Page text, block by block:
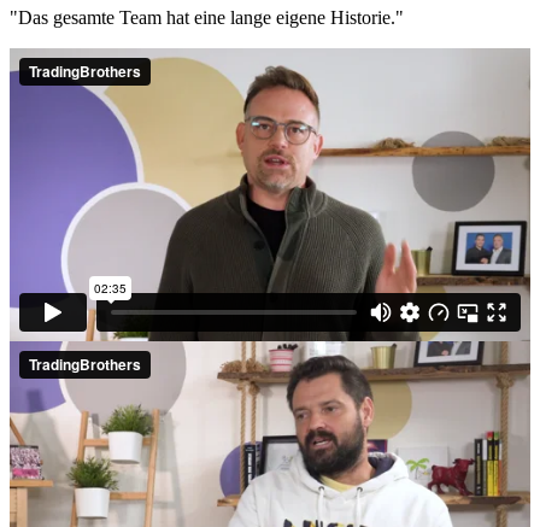
"Das gesamte Team hat eine lange eigene Historie."